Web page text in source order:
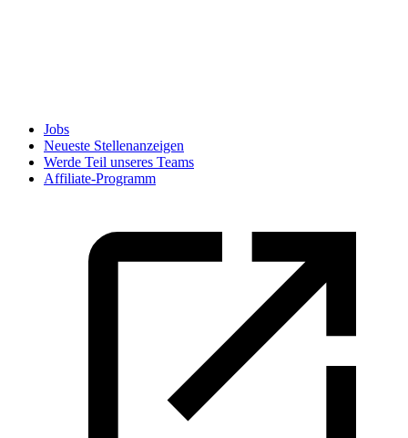
Jobs
Neueste Stellenanzeigen
Werde Teil unseres Teams
Affiliate-Programm